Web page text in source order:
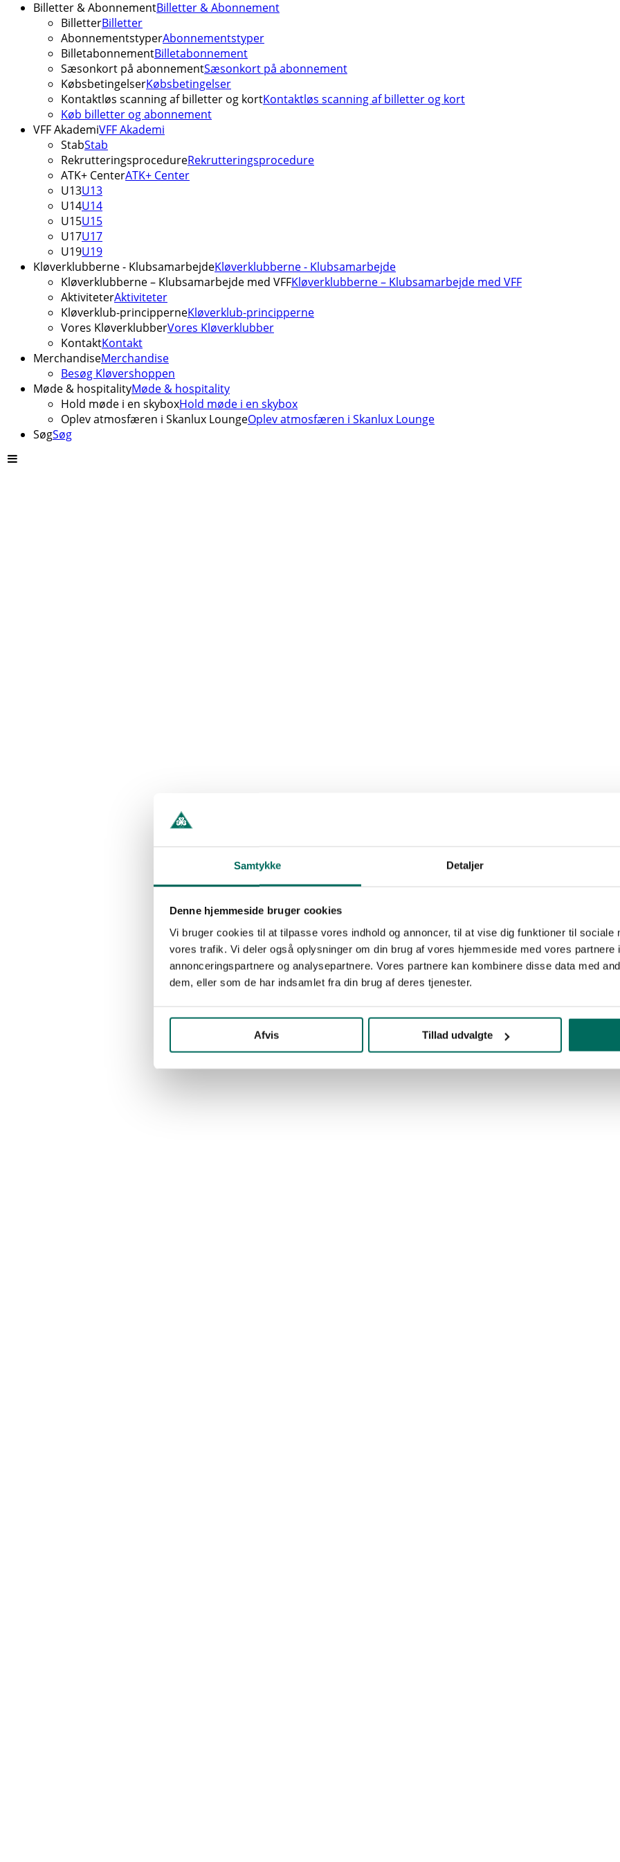
Samtykke Detaljer
Denne hjemmeside bruger cookies
Vi bruger cookies til at tilpasse vores indhold og annoncer, til at vise dig funktioner til sociale
vores trafik. Vi deler også oplysninger om din brug af vores hjemmeside med vores partnere
annonceringspartnere og analysepartnere. Vores partnere kan kombinere disse data med
dem, eller som de har indsamlet fra din brug af deres tjenester.
Afvis Tillad udvalgte
Billetter & AbonnementBilletter & Abonnement
BilletterBilletter
AbonnementstyperAbonnementstyper
BilletabonnementBilletabonnement
Sæsonkort på abonnementSæsonkort på abonnement
KøbsbetingelserKøbsbetingelser
Kontaktløs scanning af billetter og kortKontaktløs scanning af billetter og kort
Køb billetter og abonnement
VFF AkademiVFF Akademi
StabStab
RekrutteringsprocedureRekrutteringsprocedure
ATK+ CenterATK+ Center
U13U13
U14U14
U15U15
U17U17
U19U19
Kløverklubberne - KlubsamarbejdeKløverklubberne - Klubsamarbejde
Kløverklubberne – Klubsamarbejde med VFFKløverklubberne – Klubsamarbejde med VFF
AktiviteterAktiviteter
Kløverklub-principperneKløverklub-principperne
Vores KløverklubberVores Kløverklubber
KontaktKontakt
MerchandiseMerchandise
Besøg Kløvershoppen
Møde & hospitalityMøde & hospitality
Hold møde i en skyboxHold møde i en skybox
Oplev atmosfæren i Skanlux LoungeOplev atmosfæren i Skanlux Lounge
SøgSøg